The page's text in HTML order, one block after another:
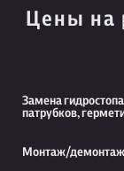
Цены на
Замена
патрубков,
Монтаж/демонтаж